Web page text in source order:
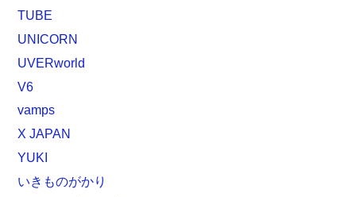
TUBE
UNICORN
UVERworld
V6
vamps
X JAPAN
YUKI
いきものがかり